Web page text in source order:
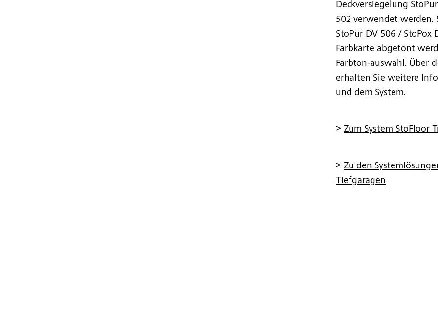
Deckversiegelung
502 verwendet werden.
StoPur DV 506 / StoPox
Farbkarte abgetönt
Farbton-auswahl. Über
erhalten Sie weitere
und dem System.
> Zum System StoFloor
> Zu den
Tiefgaragen